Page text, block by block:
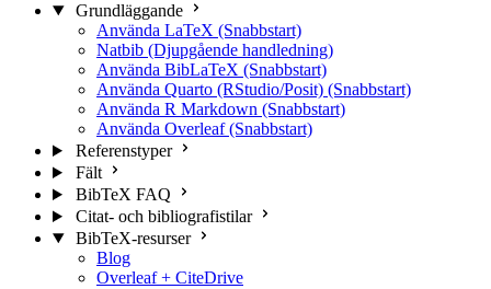
Grundläggande
Använda LaTeX (Snabbstart)
Natbib (Djupgående handledning)
Använda BibLaTeX (Snabbstart)
Använda Quarto (RStudio/Posit) (Snabbstart)
Använda R Markdown (Snabbstart)
Använda Overleaf (Snabbstart)
Referenstyper
Fält
BibTeX FAQ
Citat- och bibliografistilar
BibTeX-resurser
Blog
Overleaf + CiteDrive